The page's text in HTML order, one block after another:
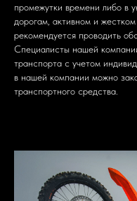
промежутки времени либо в
дорогам, активном и
рекомендуется проводить
Специалисты нашей
транспорта с учетом
в нашей компании можно
транспортного средства.